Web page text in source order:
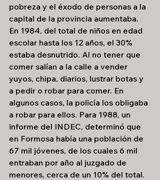
pobreza y el éxodo de personas a la
capital de la provincia aumentaba.
En 1984, del total de niños en edad
escolar hasta los 12 años, el 30%
estaba desnutrido. Al no tener que
comer salían a la calle a vender
yuyos, chipa, diarios, lustrar botas y
a pedir o robar para comer. En
algunos casos, la policía los obligaba
a robar para ellos. Para 1988, un
informe del INDEC, determinó que
en Formosa había una población de
67 mil jóvenes, de los cuales 6 mil
entraban por año al juzgado de
menores, cerca de un 10% del total.